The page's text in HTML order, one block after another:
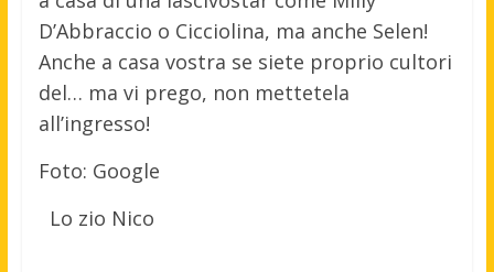
D’Abbraccio o Cicciolina, ma anche Selen!
Anche a casa vostra se siete proprio cultori
del… ma vi prego, non mettetela
all’ingresso!
Foto: Google
Lo zio Nico